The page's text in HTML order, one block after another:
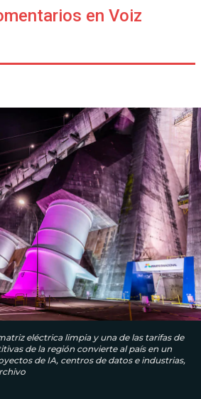
en Voiz
eléctrica limpia y una de las tarifas de
de la región convierte al país en un
de IA, centros de datos e industrias,